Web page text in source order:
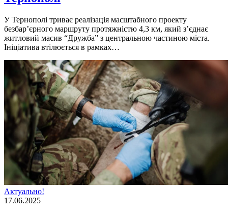
У Тернополі триває реалізація масштабного проекту
безбар’єрного маршруту протяжністю 4,3 км, який з’єднає
житловий масив “Дружба” з центральною частиною міста.
Ініціатива втілюється в рамках…
Актуально!
17.06.2025